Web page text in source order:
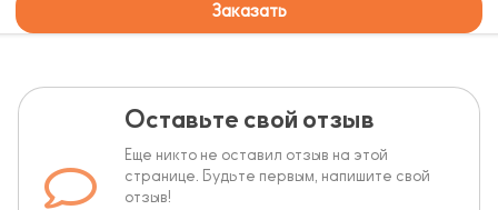
Заказать
Оставьте свой отзыв
Еще никто не оставил отзыв на этой
странице. Будьте первым, напишите свой
отзыв!